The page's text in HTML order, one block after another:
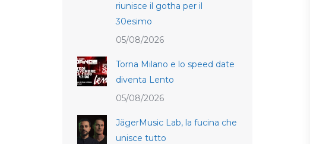
riunisce il gotha per il
30esimo
05/08/2026
Torna Milano e lo speed date
diventa Lento
05/08/2026
JägerMusic Lab, la fucina che
unisce tutto